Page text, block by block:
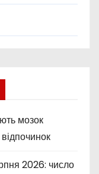
мозок
2026: число